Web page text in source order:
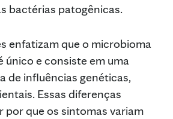
bactérias patogênicas.
enfatizam que o microbioma
único e consiste em uma
de influências genéticas,
Essas diferenças
por que os sintomas variam